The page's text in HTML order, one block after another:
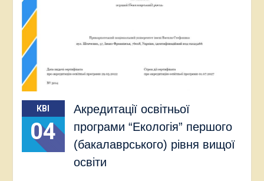
КВІ
04
Акредитації освітньої
програми “Екологія” першого
(бакалаврського) рівня вищої
освіти